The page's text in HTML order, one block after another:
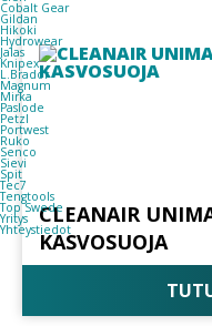
Cobalt Gear
Gildan
Hikoki
Hydrowear
Jalas
Knipex
L.Brador
Magnum
Mirka
Paslode
Petzl
Portwest
Ruko
Senco
Sievi
Spit
Tec7
Tengtools
Top Swede
Yritys
Yhteystiedot
CLEANAIR
KASVOSUOJA